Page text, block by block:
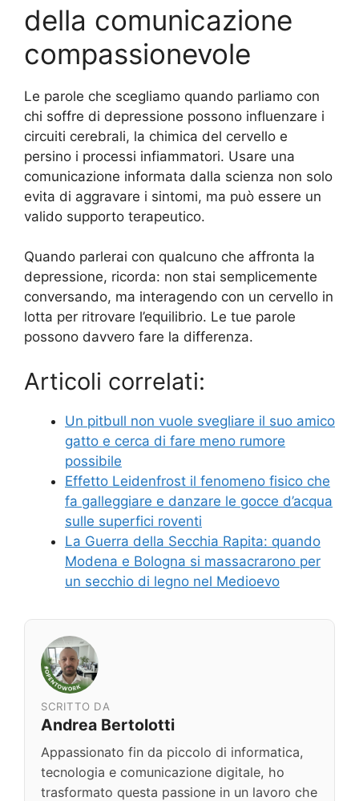
della comunicazione
compassionevole
Le parole che scegliamo quando parliamo con
chi soffre di depressione possono influenzare i
circuiti cerebrali, la chimica del cervello e
persino i processi infiammatori. Usare una
comunicazione informata dalla scienza non solo
evita di aggravare i sintomi, ma può essere un
valido supporto terapeutico.
Quando parlerai con qualcuno che affronta la
depressione, ricorda: non stai semplicemente
conversando, ma interagendo con un cervello in
lotta per ritrovare l’equilibrio. Le tue parole
possono davvero fare la differenza.
Articoli correlati:
Un pitbull non vuole svegliare il suo amico
gatto e cerca di fare meno rumore
possibile
Effetto Leidenfrost il fenomeno fisico che
fa galleggiare e danzare le gocce d’acqua
sulle superfici roventi
La Guerra della Secchia Rapita: quando
Modena e Bologna si massacrarono per
un secchio di legno nel Medioevo
SCRITTO DA
Andrea Bertolotti
Appassionato fin da piccolo di informatica,
tecnologia e comunicazione digitale, ho
trasformato questa passione in un lavoro che